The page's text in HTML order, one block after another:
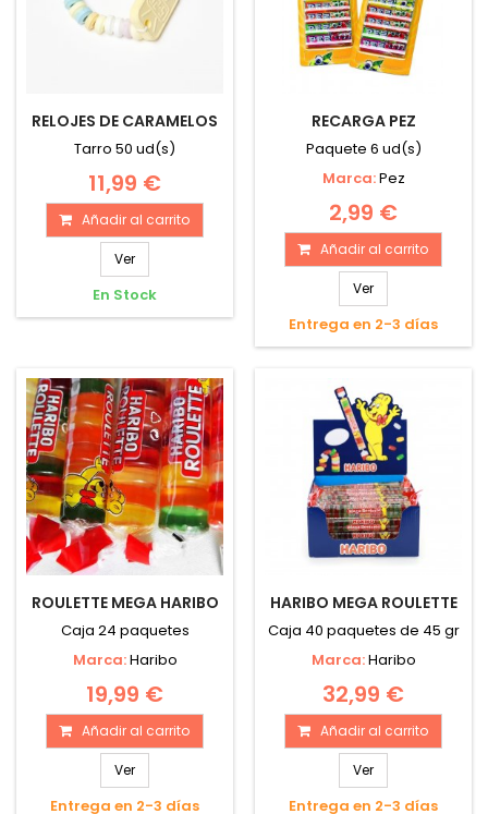
RELOJES DE CARAMELOS
Tarro 50 ud(s)
11,99 €
Añadir al carrito
Ver
En Stock
RECARGA PEZ
Paquete 6 ud(s)
Marca:Pez
2,99 €
Añadir al carrito
Ver
Entrega en 2-3 días
ROULETTE MEGA HARIBO
Caja 24 paquetes
Marca:Haribo
19,99 €
Añadir al carrito
Ver
Entrega en 2-3 días
HARIBO MEGA ROULETTE
Caja 40 paquetes de 45 gr
Marca:Haribo
32,99 €
Añadir al carrito
Ver
Entrega en 2-3 días